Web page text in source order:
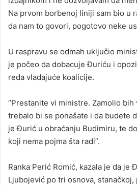
Na prvom borbenoj liniji sam bio u
da nam to govori, pogotovo neke
U raspravu se odmah uključio
je počeo da dobacuje Đuriću i
reda vladajuće koalicije.
“Prestanite vi ministre. Zamolio bih
trebalo bi se ponašate i da budete
je Đurić u obraćanju Budimiru, te
koji nema pojma šta radi”.
Ranka Perić Romić, kazala je da je
Ljubojević po tri osnova,